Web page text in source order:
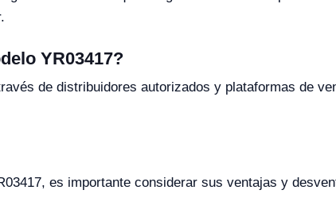
YR03417?
de distribuidores autorizados y plataformas de
es importante considerar sus ventajas y